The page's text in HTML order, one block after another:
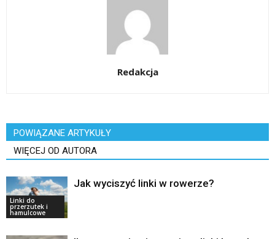
Redakcja
POWIĄZANE ARTYKUŁY
WIĘCEJ OD AUTORA
Linki do
przerzutek i
hamulcowe
Jak wyciszyć linki w rowerze?